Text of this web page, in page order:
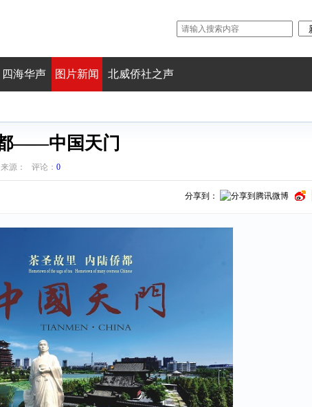
四海华声 图片新闻 北威侨社之声
——中国天门
源： 评论： 0
分享到：